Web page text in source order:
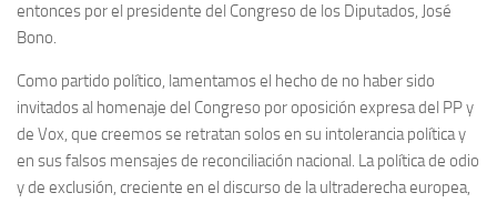
entonces por el presidente del Congreso de los Diputados, José
Bono.
Como partido político, lamentamos el hecho de no haber sido
invitados al homenaje del Congreso por oposición expresa del PP y
de Vox, que creemos se retratan solos en su intolerancia política y
en sus falsos mensajes de reconciliación nacional. La política de odio
y de exclusión, creciente en el discurso de la ultraderecha europea,